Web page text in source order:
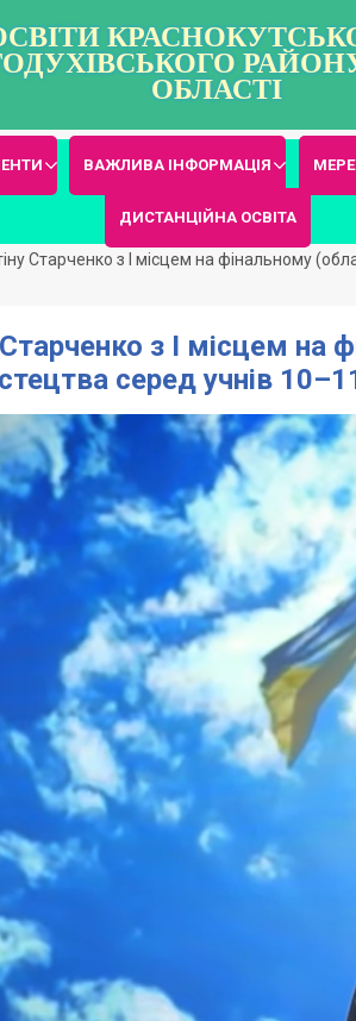
ОБЛАСТІ
ВАЖЛИВА ІНФОРМАЦІЯ
ДИСТАНЦІЙНА ОСВІТА
Старченко з І місцем на фінальному
Старченко з І місцем
серед учнів